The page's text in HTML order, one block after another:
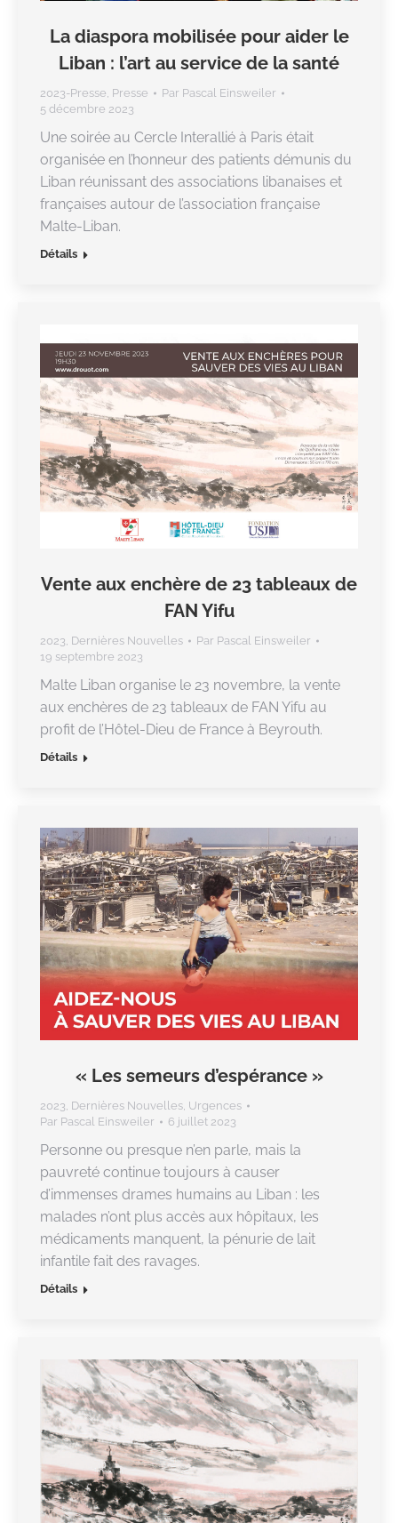
La diaspora mobilisée pour aider le
Liban : l’art au service de la santé
2023-Presse Presse Par Pascal Einsweiler
5 décembre 2023
Une soirée au Cercle Interallié à Paris était
organisée en l’honneur des patients démunis du
Liban réunissant des associations libanaises et
françaises autour de l’association française
Malte-Liban.
Détails
Vente aux enchère de 23 tableaux de
FAN Yifu
2023, Dernières Nouvelles Par Pascal Einsweiler
19 septembre 2023
Malte Liban organise le 23 novembre, la vente
aux enchères de 23 tableaux de FAN Yifu au
profit de l’Hôtel-Dieu de France à Beyrouth.
Détails
« Les semeurs d’espérance »
2023 Dernières Nouvelles Urgences
Par Pascal Einsweiler 6 juillet 2023
Personne ou presque n’en parle, mais la
pauvreté continue toujours à causer
d’immenses drames humains au Liban : les
malades n’ont plus accès aux hôpitaux, les
médicaments manquent, la pénurie de lait
infantile fait des ravages.
Détails